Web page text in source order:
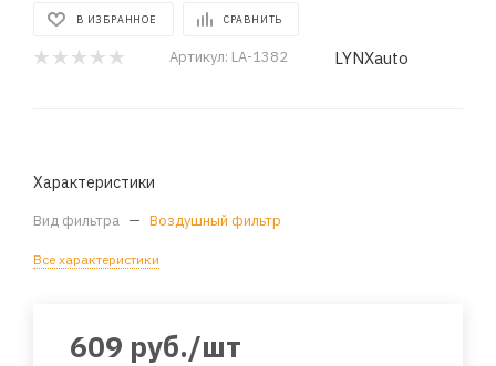
В ИЗБРАННОЕ СРАВНИТЬ
Артикул: LA-1382 LYNXauto
Характеристики
Вид фильтра — Воздушный фильтр
Все характеристики
609 руб./шт